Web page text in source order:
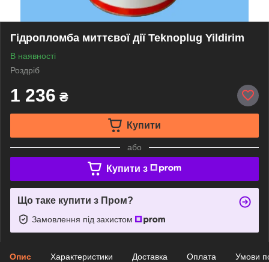
Гідропломба миттєвої дії Teknoplug Yildirim
В наявності
Роздріб
1 236 ₴
Купити
або
Купити з
Що таке купити з Пром?
Замовлення під захистом
Опис Характеристики Доставка Оплата Умови